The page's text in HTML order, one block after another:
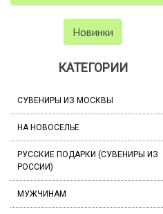
Новинки
КАТЕГОРИИ
СУВЕНИРЫ ИЗ МОСКВЫ
НА НОВОСЕЛЬЕ
РУССКИЕ ПОДАРКИ (СУВЕНИРЫ ИЗ
РОССИИ)
МУЖЧИНАМ